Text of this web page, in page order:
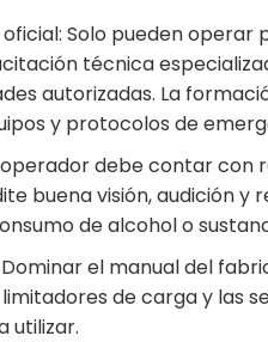
Solo pueden operar
técnica
autorizadas. La
y protocolos de
debe contar con
buena visión, audición y
de alcohol o
el manual del
de carga y las
utilizar.